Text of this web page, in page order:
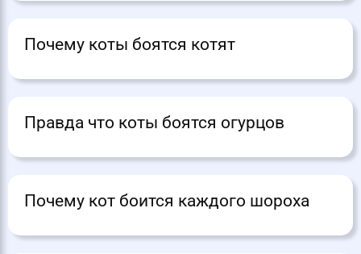
Почему коты боятся котят
Правда что коты боятся огурцов
Почему кот боится каждого шороха